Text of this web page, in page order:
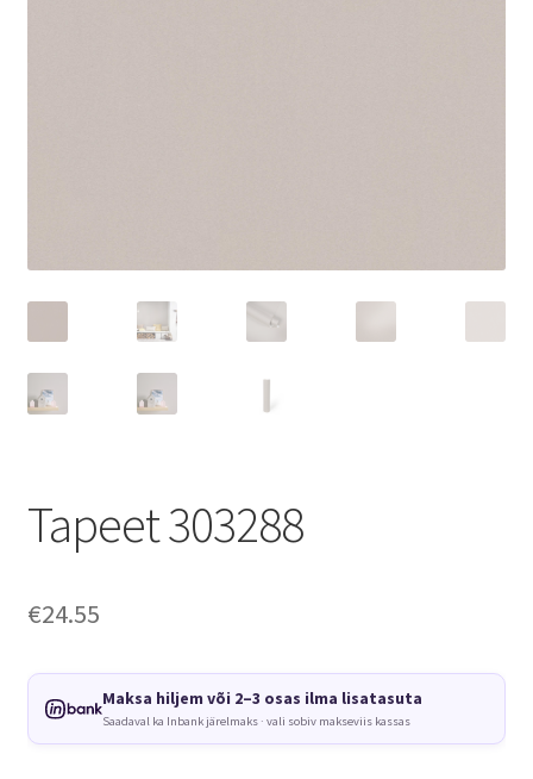
Tapeet 303288
€24.55
Maksa hiljem või 2–3 osas ilma lisatasuta
Saadaval ka Inbank järelmaks · vali sobiv makseviis kassas